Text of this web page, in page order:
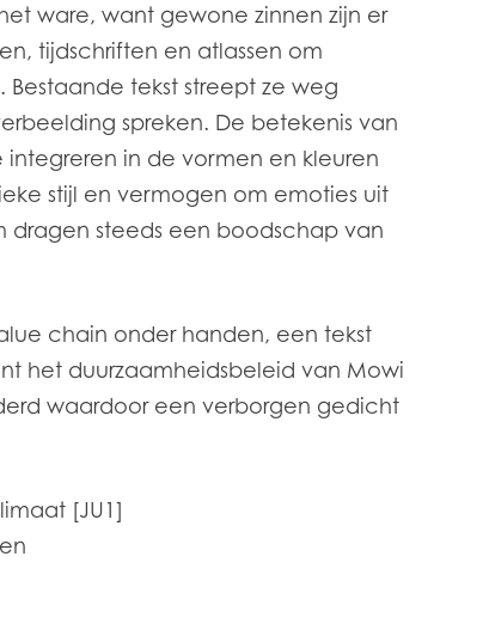
ware, want gewone zinnen zijn er
tijdschriften en atlassen om
tekst streept ze weg
spreken. De betekenis van
in de vormen en kleuren
stijl en vermogen om emoties uit
dragen steeds een boodschap van
chain onder handen, een tekst
het duurzaamheidsbeleid van Mowi
waardoor een verborgen gedicht
[JU1]